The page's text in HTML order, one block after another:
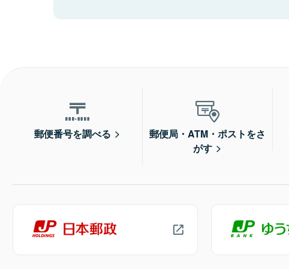
郵便番号を調べる
郵便局・ATM・ポストをさ
がす